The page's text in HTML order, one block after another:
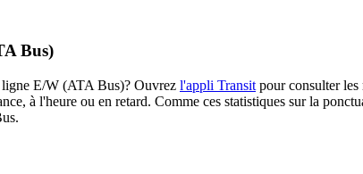
Bus)
ligne E/W (ATA Bus)? Ouvrez l'appli Transit pour consulter les
à l'heure ou en retard. Comme ces statistiques sur la